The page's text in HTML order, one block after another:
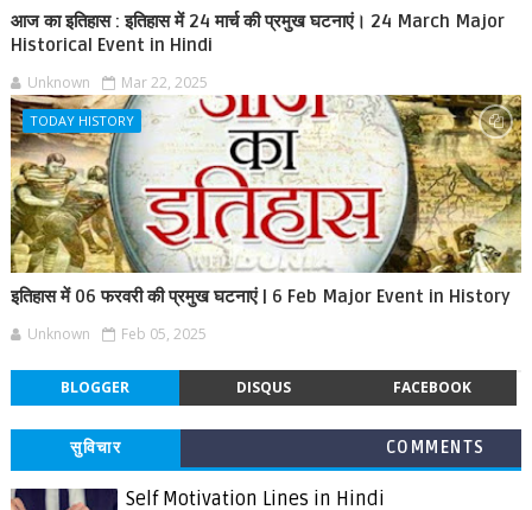
आज का इतिहास : इतिहास में 24 मार्च की प्रमुख घटनाएं। 24 March Major
Historical Event in Hindi
Unknown Mar 22, 2025
TODAY HISTORY
इतिहास में 06 फरवरी की प्रमुख घटनाएं | 6 Feb Major Event in History
Unknown Feb 05, 2025
BLOGGER DISQUS FACEBOOK
सुविचार COMMENTS
Self Motivation Lines in Hindi